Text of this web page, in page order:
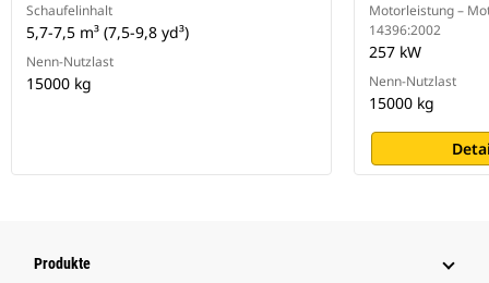
Schaufelinhalt
5,7-7,5 m³ (7,5-9,8 yd³)
Nenn-Nutzlast
15000 kg
Motorleistung –
14396:2002
257 kW
Nenn-Nutzlast
15000 kg
Produkte